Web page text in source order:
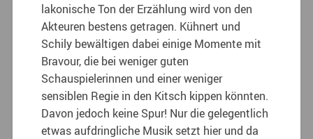
lakonische Ton der Erzählung wird von den
Akteuren bestens getragen. Kühnert und
Schily bewältigen dabei einige Momente mit
Bravour, die bei weniger guten
Schauspielerinnen und einer weniger
sensiblen Regie in den Kitsch kippen könnten.
Davon jedoch keine Spur! Nur die gelegentlich
etwas aufdringliche Musik setzt hier und da